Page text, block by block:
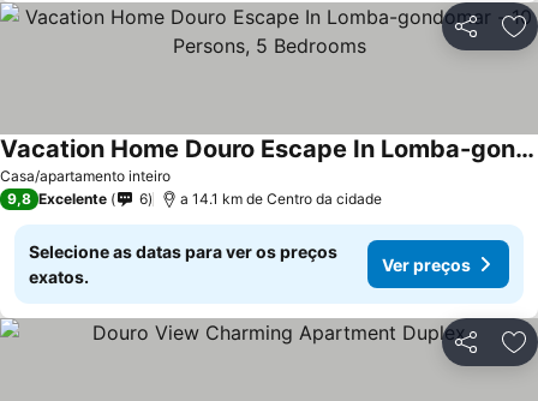
Partilhar
Casa/apartamento inteiro
Vacation Home Douro Escape In Lomba-gondomar - 10 Persons, 5 Bedrooms
9,8 Excelente 6 a 14.1 km de Centro da cidade
Selecione as datas para ver os preços
exatos.
Ver preços
Partilhar